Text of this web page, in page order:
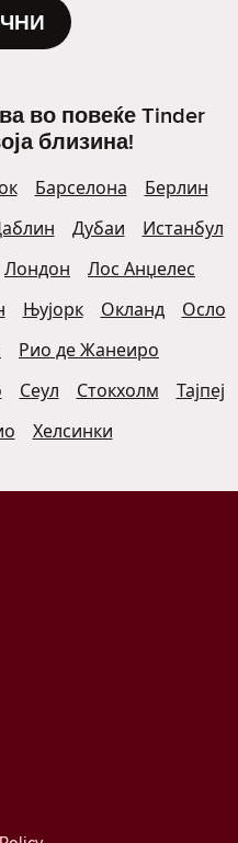
во повеќе Tinder
близина!
Барселона
Берлин
Дубаи
Истанбул
Лондон
Лос Анџелес
Њујорк Окланд
Осло
Рио де Жанеиро
Сеул Стокхолм
Тајпеј
Хелсинки